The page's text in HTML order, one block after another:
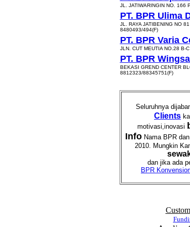
JL. JATIWARINGIN NO. 166
PT. BPR Ulima
JL. RAYA JATIBENING NO
8480493/494(F)
PT. BPR Varia
JLN. CUT MEUTIA NO.28 B-
PT. BPR
BEKASI GREND CENTER
8812323/88345751(F)
Seluruhnya
Clients
motivasi,inovasi
Info Nama BPR
2010. Mungkin
dan jika ada
BPR